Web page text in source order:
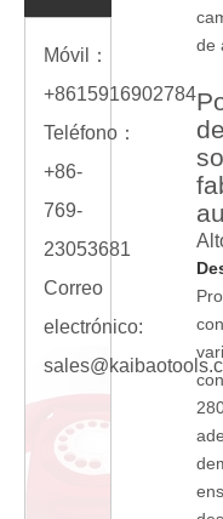
Móvil：
+8615916902784
Teléfono：
+86-
769-
23053681
Correo
electrónico:
de